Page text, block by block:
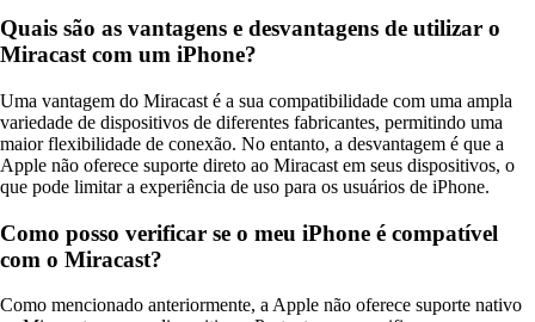
Quais são as vantagens e desvantagens de utilizar o
Miracast com um iPhone?
Uma vantagem do Miracast é a sua compatibilidade com uma ampla
variedade de dispositivos de diferentes fabricantes, permitindo uma
maior flexibilidade de conexão. No entanto, a desvantagem é que a
Apple não oferece suporte direto ao Miracast em seus dispositivos, o
que pode limitar a experiência de uso para os usuários de iPhone.
Como posso verificar se o meu iPhone é compatível
com o Miracast?
Como mencionado anteriormente, a Apple não oferece suporte nativo